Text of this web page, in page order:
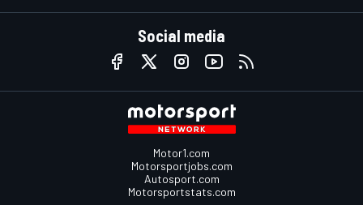
Social media
Motor1.com
Motorsportjobs.com
Autosport.com
Motorsportstats.com